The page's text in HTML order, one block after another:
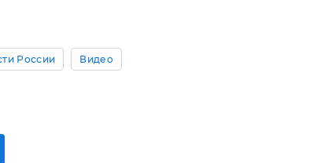
России Видео